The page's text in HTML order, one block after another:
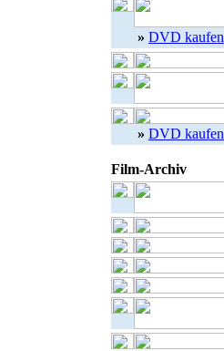
» DVD kaufen
» DVD kaufen
Film-Archiv